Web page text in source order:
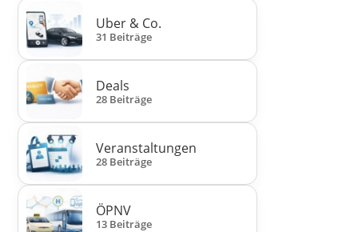
Uber & Co.
31 Beiträge
Deals
28 Beiträge
Veranstaltungen
28 Beiträge
ÖPNV
13 Beiträge